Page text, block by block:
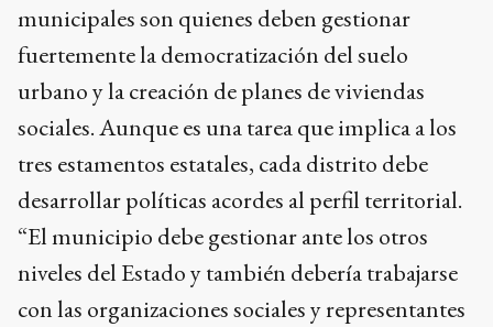
municipales son quienes deben gestionar
fuertemente la democratización del suelo
urbano y la creación de planes de viviendas
sociales. Aunque es una tarea que implica a los
tres estamentos estatales, cada distrito debe
desarrollar políticas acordes al perfil territorial.
“El municipio debe gestionar ante los otros
niveles del Estado y también debería trabajarse
con las organizaciones sociales y representantes